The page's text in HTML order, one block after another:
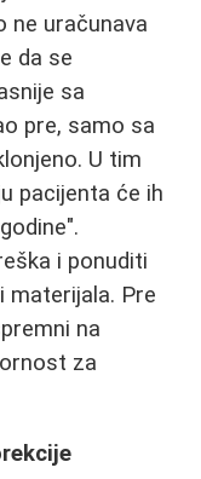
ne uračunava
da se
sa
pre, samo sa
U tim
pacijenta će ih
i ponuditi
materijala. Pre
na
za